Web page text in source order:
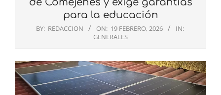
de Comejenes y exige garantías
para la educación
BY: REDACCION ON: 19 FEBRERO, 2026
IN:
GENERALES